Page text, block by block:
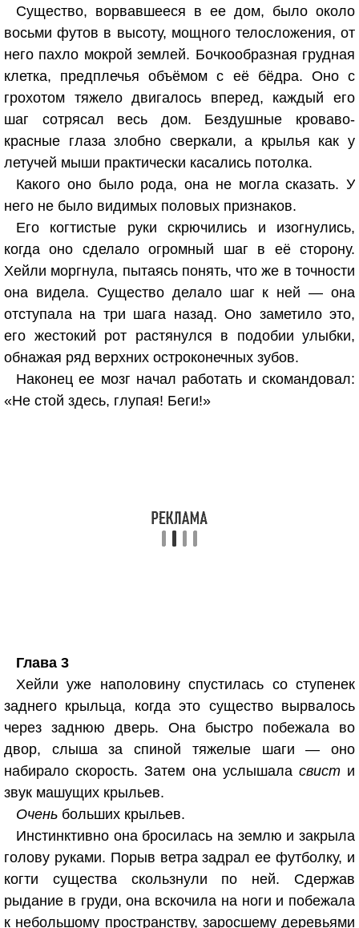
Существо, ворвавшееся в ее дом, было около
восьми футов в высоту, мощного телосложения, от
него пахло мокрой землей. Бочкообразная грудная
клетка, предплечья объёмом с её бёдра. Оно с
грохотом тяжело двигалось вперед, каждый его
шаг сотрясал весь дом. Бездушные кроваво-
красные глаза злобно сверкали, а крылья как у
летучей мыши практически касались потолка.
Какого оно было рода, она не могла сказать. У
него не было видимых половых признаков.
Его когтистые руки скрючились и изогнулись,
когда оно сделало огромный шаг в её сторону.
Хейли моргнула, пытаясь понять, что же в точности
она видела. Существо делало шаг к ней — она
отступала на три шага назад. Оно заметило это,
его жестокий рот растянулся в подобии улыбки,
обнажая ряд верхних остроконечных зубов.
Наконец ее мозг начал работать и скомандовал:
«Не стой здесь, глупая! Беги!»
Глава 3
Хейли уже наполовину спустилась со ступенек
заднего крыльца, когда это существо вырвалось
через заднюю дверь. Она быстро побежала во
двор, слыша за спиной тяжелые шаги — оно
набирало скорость. Затем она услышала свисти
звук машущих крыльев.
Очень больших крыльев.
Инстинктивно она бросилась на землю и закрыла
голову руками. Порыв ветра задрал ее футболку, и
когти существа скользнули по ней. Сдержав
рыдание в груди, она вскочила на ноги и побежала
к небольшому пространству, заросшему деревьями